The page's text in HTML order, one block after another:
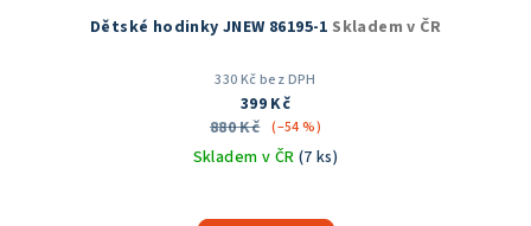
Dětské hodinky JNEW 86195-1 Skladem v ČR
330 Kč bez DPH
399 Kč
880 Kč (–54 %)
Skladem v ČR (7 ks)